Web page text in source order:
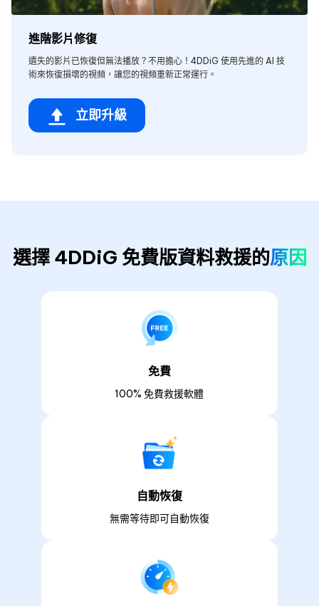
進階影片修復
遺失的影片已恢復但無法播放？不用擔心！4DDiG 使用先進的 AI 技
術來恢復損壞的視頻，讓您的視頻重新正常運行。
立即升級
選擇 4DDiG 免費版資料救援的原因
免費
100% 免費救援軟體
自動恢復
無需等待即可自動恢復